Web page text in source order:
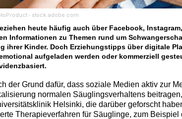
- stock.adobe.com
heute häufig auch über Facebook,
Informationen zu Themen rund um
ihrer Kinder. Doch Erziehungstipps über digitale
aufgeladen werden oder kommerziell
der Grund dafür, dass soziale Medien aktiv zur
normalen Säuglingsverhaltens
Helsinki, die darüber geforscht
Therapieverfahren für Säuglinge, zum Beispiel